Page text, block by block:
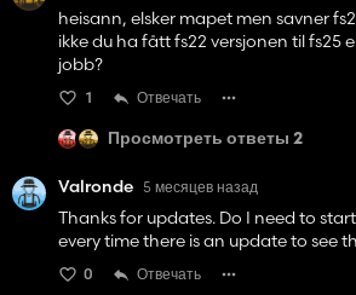
heisann, elsker mapet men savner
ikke du ha fått fs22 versjonen til fs25
jobb?
1 Отвечать
Просмотреть ответы 2
Valronde 5 месяцев назад
Thanks for updates. Do I need to
every time there is an update to see
0 Отвечать